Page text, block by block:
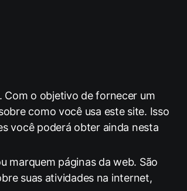
Com o objetivo de fornecer um
como você usa este site. Isso
você poderá obter ainda nesta
marquem páginas da web. São
suas atividades na internet,